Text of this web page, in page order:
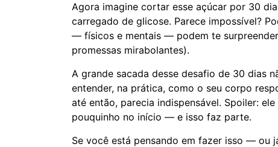
Agora imagine cortar esse açúcar por 30
carregado de glicose. Parece impossível?
— físicos e mentais — podem te
promessas mirabolantes).
A grande sacada desse desafio de 30 dias
entender, na prática, como o seu corpo
até então, parecia indispensável. Spoiler:
pouquinho no início — e isso faz parte.
Se você está pensando em fazer isso —